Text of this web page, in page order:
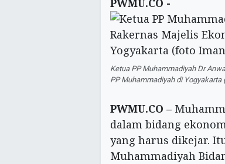
PWMU.CO -
Ketua PP Muhammadiyah Dr
PP Muhammadiyah di
PWMU.CO –
dalam bidang
yang harus dikejar.
Muhammadiyah